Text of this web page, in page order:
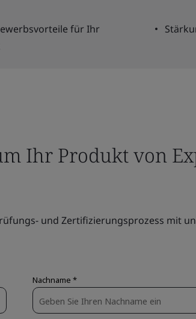
für Ihr
Ihr Produkt von
und Zertifizierungsprozess mit